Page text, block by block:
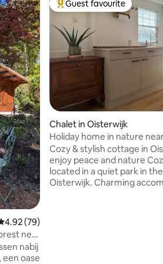
out of 5 average rating, 79 reviews
4.92 (79)
near
nabij
een oase
Top guest favourite
Guest favourite
Chalet in Oisterwijk
Holiday home in nature
Cozy & stylish cottage in
enjoy peace and nature Cozy cottage,
located in a quiet park in
Oisterwijk. Charming